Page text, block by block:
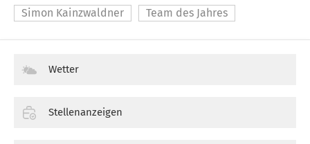
Simon Kainzwaldner
Team des Jahres
Wetter
Stellenanzeigen